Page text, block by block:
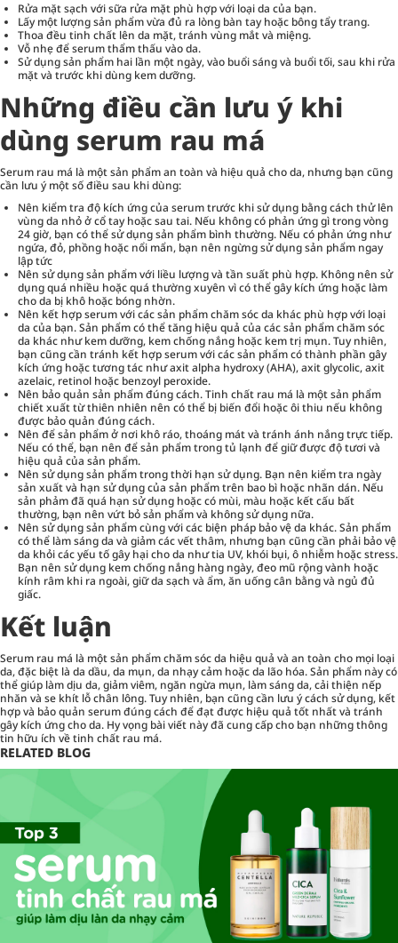
Rửa mặt sạch với sữa rửa mặt phù hợp với loại da của bạn.
Lấy một lượng sản phẩm vừa đủ ra lòng bàn tay hoặc bông tẩy trang.
Thoa đều tinh chất lên da mặt, tránh vùng mắt và miệng.
Vỗ nhẹ để serum thẩm thấu vào da.
Sử dụng sản phẩm hai lần một ngày, vào buổi sáng và buổi tối, sau khi rửa
mặt và trước khi dùng kem dưỡng.
Những điều cần lưu ý khi
dùng serum rau má
Serum rau má là một sản phẩm an toàn và hiệu quả cho da, nhưng bạn cũng
cần lưu ý một số điều sau khi dùng:
Nên kiểm tra độ kích ứng của serum trước khi sử dụng bằng cách thử lên
vùng da nhỏ ở cổ tay hoặc sau tai. Nếu không có phản ứng gì trong vòng
24 giờ, bạn có thể sử dụng sản phẩm bình thường. Nếu có phản ứng như
ngứa, đỏ, phồng hoặc nổi mẩn, bạn nên ngừng sử dụng sản phẩm ngay
lập tức
Nên sử dụng sản phẩm với liều lượng và tần suất phù hợp. Không nên sử
dụng quá nhiều hoặc quá thường xuyên vì có thể gây kích ứng hoặc làm
cho da bị khô hoặc bóng nhờn.
Nên kết hợp serum với các sản phẩm chăm sóc da khác phù hợp với loại
da của bạn. Sản phẩm có thể tăng hiệu quả của các sản phẩm chăm sóc
da khác như kem dưỡng, kem chống nắng hoặc kem trị mụn. Tuy nhiên,
bạn cũng cần tránh kết hợp serum với các sản phẩm có thành phần gây
kích ứng hoặc tương tác như axit alpha hydroxy (AHA), axit glycolic, axit
azelaic, retinol hoặc benzoyl peroxide.
Nên bảo quản sản phẩm đúng cách. Tinh chất rau má là một sản phẩm
chiết xuất từ thiên nhiên nên có thể bị biến đổi hoặc ôi thiu nếu không
được bảo quản đúng cách.
Nên để sản phẩm ở nơi khô ráo, thoáng mát và tránh ánh nắng trực tiếp.
Nếu có thể, bạn nên để sản phẩm trong tủ lạnh để giữ được độ tươi và
hiệu quả của sản phẩm.
Nên sử dụng sản phẩm trong thời hạn sử dụng. Bạn nên kiểm tra ngày
sản xuất và hạn sử dụng của sản phẩm trên bao bì hoặc nhãn dán. Nếu
sản phảm đã quá hạn sử dụng hoặc có mùi, màu hoặc kết cấu bất
thường, bạn nên vứt bỏ sản phẩm và không sử dụng nữa.
Nên sử dụng sản phẩm cùng với các biện pháp bảo vệ da khác. Sản phẩm
có thể làm sáng da và giảm các vết thâm, nhưng bạn cũng cần phải bảo vệ
da khỏi các yếu tố gây hại cho da như tia UV, khói bụi, ô nhiễm hoặc stress.
Bạn nên sử dụng kem chống nắng hàng ngày, đeo mũ rộng vành hoặc
kính râm khi ra ngoài, giữ da sạch và ẩm, ăn uống cân bằng và ngủ đủ
giấc.
Kết luận
Serum rau má là một sản phẩm chăm sóc da hiệu quả và an toàn cho mọi loại
da, đặc biệt là da dầu, da mụn, da nhạy cảm hoặc da lão hóa. Sản phẩm này có
thể giúp làm dịu da, giảm viêm, ngăn ngừa mụn, làm sáng da, cải thiện nếp
nhăn và se khít lỗ chân lông. Tuy nhiên, bạn cũng cần lưu ý cách sử dụng, kết
hợp và bảo quản serum đúng cách để đạt được hiệu quả tốt nhất và tránh
gây kích ứng cho da. Hy vọng bài viết này đã cung cấp cho bạn những thông
tin hữu ích về tinh chất rau má.
RELATED BLOG